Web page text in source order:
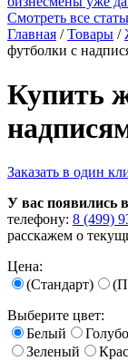
Смотреть все
Главная /Товары /
футболки с
Купить
Заказать в один
У вас появились
телефону: 8 (499)
расскажем о
Цена:
(Стандарт)
Выберите цвет:
Белый
Зеленый